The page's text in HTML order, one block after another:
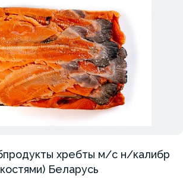
хребты м/с н/калибр
Беларусь